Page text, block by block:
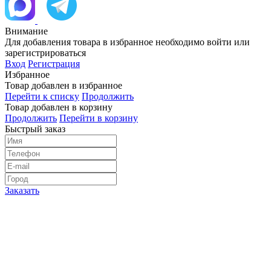
Внимание
Для добавления товара в избранное необходимо войти или
зарегистрироваться
Вход Регистрация
Избранное
Товар добавлен в избранное
Перейти к списку Продолжить
Товар добавлен в корзину
Продолжить Перейти в корзину
Быстрый заказ
Заказать